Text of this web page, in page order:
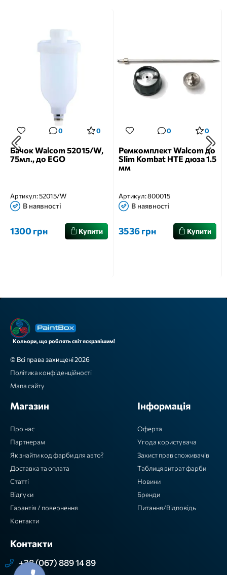
0 0
Бачок Walcom 52015/W,
75мл., до EGO
Артикул:52015/W
В наявності
1300 грн Купити
0 0
Ремкомплект Walcom до
Slim Kombat HTE дюза 1.5
мм
Артикул:800015
В наявності
3536 грн Купити
Кольори, що роблять світ яскравішим!
© Всі права захищені 2026
Політика конфіденційності
Мапа сайту
Магазин
Про нас
Партнерам
Як знайти код фарби для авто?
Доставка та оплата
Статті
Відгуки
Гарантія / повернення
Контакти
Інформація
Оферта
Угода користувача
Захист прав споживачів
Таблиця витрат фарби
Новини
Бренди
Питання/Відповідь
Контакти
+38 (067) 889 14 89